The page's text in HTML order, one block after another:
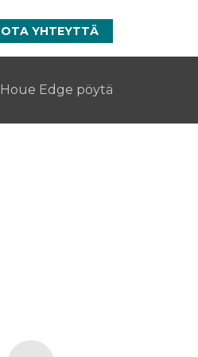
OTA YHTEYTTÄ
Houe Edge pöytä